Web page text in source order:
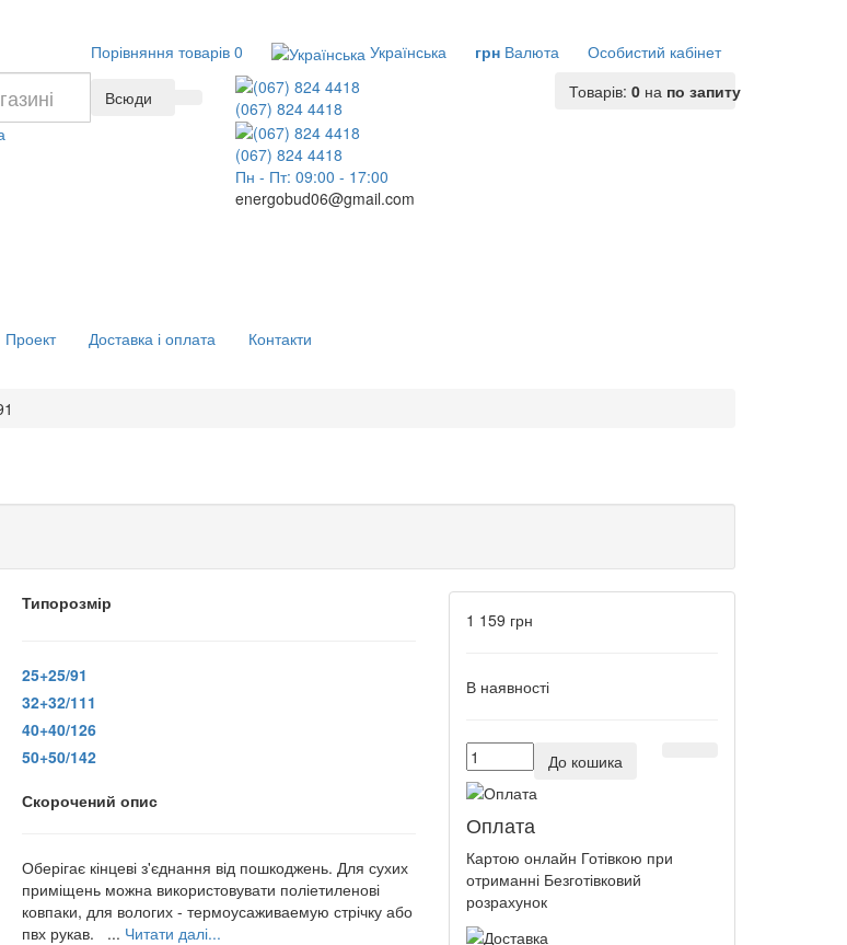
Особистий кабінет
грн Валюта
Українська
Порівняння товарів 0
(067) 824 4418
(067) 824 4418
Пн - Пт: 09:00 - 17:00
energobud06@gmail.com
Товарів: 0 на по запиту
Всюди
Проект Доставка і оплата Контакти
Типорозмір
25+25/91
32+32/111
40+40/126
50+50/142
Скорочений опис
Оберігає кінцеві з'єднання від пошкоджень. Для сухих
приміщень можна використовувати поліетиленові
ковпаки, для вологих - термоусаживаемую стрічку або
пвх рукав. ... Читати далі...
1 159 грн
В наявності
До кошика
Оплата
Картою онлайн Готівкою при
отриманні Безготівковий
розрахунок